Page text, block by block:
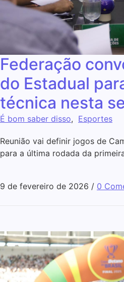
Federação
do Estadual
técnica nesta
É bom saber disso, Esportes
Reunião vai definir jogos de
para a última rodada da
9 de fevereiro de 2026 / 0